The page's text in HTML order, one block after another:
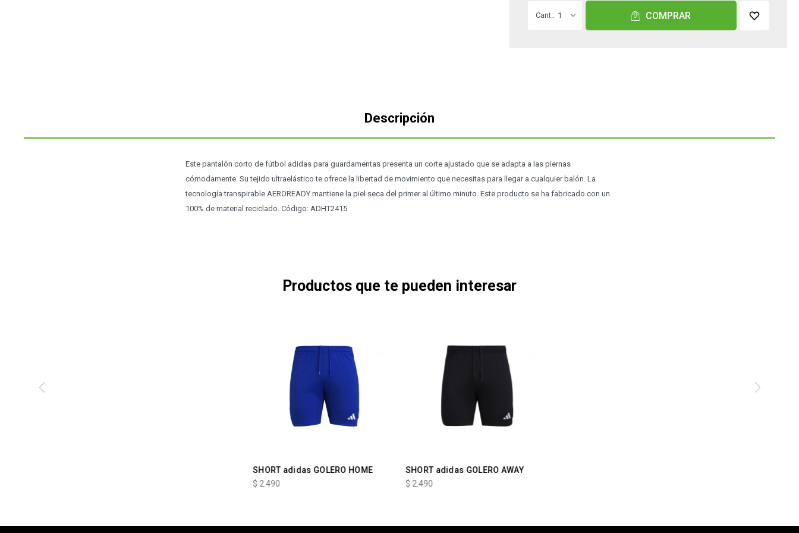
1 COMPRAR
Descripción
Este pantalón corto de fútbol adidas para guardamentas presenta un corte ajustado que se adapta a las piernas
cómodamente. Su tejido ultraelástico te ofrece la libertad de movimiento que necesitas para llegar a cualquier balón. La
tecnología transpirable AEROREADY mantiene la piel seca del primer al último minuto. Este producto se ha fabricado con un
100% de material reciclado. Código: ADHT2415
Productos que te pueden interesar
SHORT adidas GOLERO HOME
$ 2.490
SHORT adidas GOLERO AWAY
$ 2.490